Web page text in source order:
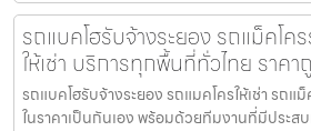
รถแบคโฮรับจ้างระยอง รถแม็คโค
ให้เช่า บริการทุกพื้นที่ทั่วไทย ราคา
รถแบคโฮรับจ้างระยอง รถแมคโครให้เช่า รถแ
ในราคาเป็นกันเอง พร้อมด้วยทีมงานที่มีประส